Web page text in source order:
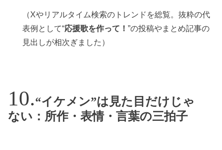
（Xやリアルタイム検索のトレンドを総覧。抜粋の代
表例として“応援歌を作って！”の投稿やまとめ記事の
見出しが相次ぎました）
“イケメン”は見た目だけじゃ
ない：所作・表情・言葉の三拍子